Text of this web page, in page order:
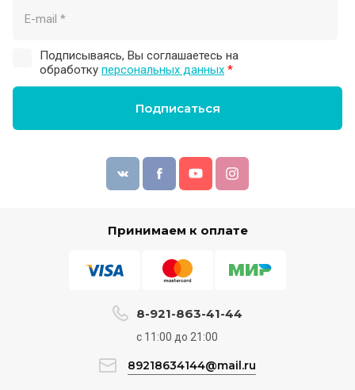
Подписываясь, Вы соглашаетесь на
обработку персональных данных *
Подписаться
Принимаем к оплате
8-921-863-41-44
с 11:00 до 21:00
89218634144@mail.ru